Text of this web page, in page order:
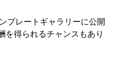
プレートギャラリーに公開
を得られるチャンスもあり